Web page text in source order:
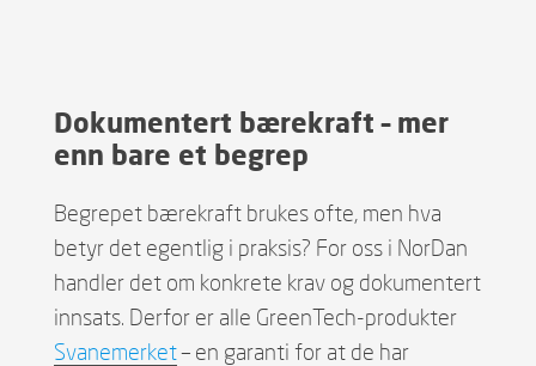
Dokumentert bærekraft – mer
enn bare et begrep
Begrepet bærekraft brukes ofte, men hva
betyr det egentlig i praksis? For oss i NorDan
handler det om konkrete krav og dokumentert
innsats. Derfor er alle GreenTech-produkter
Svanemerket– en garanti for at de har